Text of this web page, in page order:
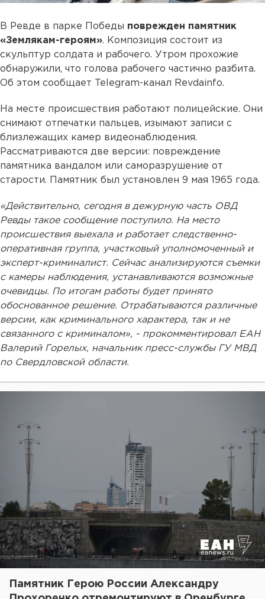
В Ревде в парке Победы поврежден памятник
«Землякам-героям». Композиция состоит из
скульптур солдата и рабочего. Утром прохожие
обнаружили, что голова рабочего частично разбита.
Об этом сообщает Telеgram-канал Revdainfo.
На месте происшествия работают полицейские. Они
снимают отпечатки пальцев, изымают записи с
близлежащих камер видеонаблюдения.
Рассматриваются две версии: повреждение
памятника вандалом или саморазрушение от
старости. Памятник был установлен 9 мая 1965 года.
«Действительно, сегодня в дежурную часть ОВД
Ревды такое сообщение поступило. На место
происшествия выехала и работает следственно-
оперативная группа, участковый уполномоченный и
эксперт-криминалист. Сейчас анализируются съемки
с камеры наблюдения, устанавливаются возможные
очевидцы. По итогам работы будет принято
обоснованное решение. Отрабатываются различные
версии, как криминального характера, так и не
связанного с криминалом», - прокомментировал ЕАН
Валерий Горелых, начальник пресс-службы ГУ МВД
по Свердловской области.
Памятник Герою России Александру